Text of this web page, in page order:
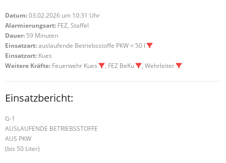
Datum:03.02.2026 um 10:31 Uhr
Alarmierungsart: FEZ, Staffel
Dauer: 59 Minuten
Einsatzart:auslaufende Betriebsstoffe PKW < 50 l
Einsatzort: Kues
Weitere Kräfte: Feuerwehr Kues , FEZ BeKu , Wehrleiter
Einsatzbericht:
G-1
AUSLAUFENDE BETRIEBSSTOFFE
AUS PKW
(bis 50 Liter)